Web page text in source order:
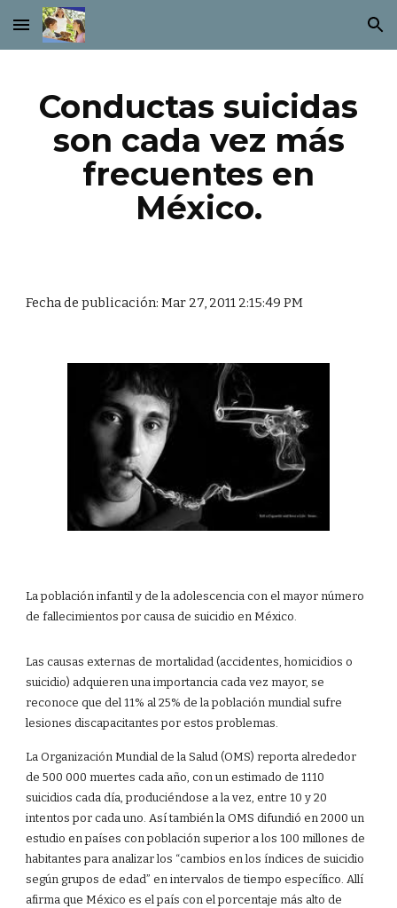
Skip to main content Skip to navigation
Conductas suicidas
son cada vez más
frecuentes en
México.
Fecha de publicación: Mar 27, 2011 2:15:49 PM
La población infantil y de la adolescencia con el mayor número
de fallecimientos por causa de suicidio en México.
Las causas externas de mortalidad (accidentes, homicidios o
suicidio) adquieren una importancia cada vez mayor, se
reconoce que del 11% al 25% de la población mundial sufre
lesiones discapacitantes por estos problemas.
La Organización Mundial de la Salud (OMS) reporta alrededor
de 500 000 muertes cada año, con un estimado de 1110
suicidios cada día, produciéndose a la vez, entre 10 y 20
intentos por cada uno. Así también la OMS difundió en 2000 un
estudio en países con población superior a los 100 millones de
habitantes para analizar los “cambios en los índices de suicidio
según grupos de edad” en intervalos de tiempo específico. Allí
afirma que México es el país con el porcentaje más alto de